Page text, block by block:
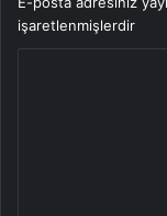
işaretlenmişlerdir